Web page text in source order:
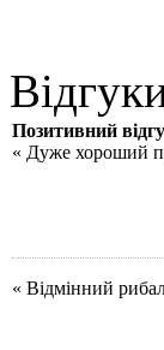
Позитивний
« Дуже хороший
« Відмінний